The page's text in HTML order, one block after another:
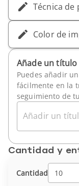
Técnica de
Color de
Añade un
Puedes añadir
fácilmente en la
seguimiento de
Añadir un
Cantidad y
Cantidad